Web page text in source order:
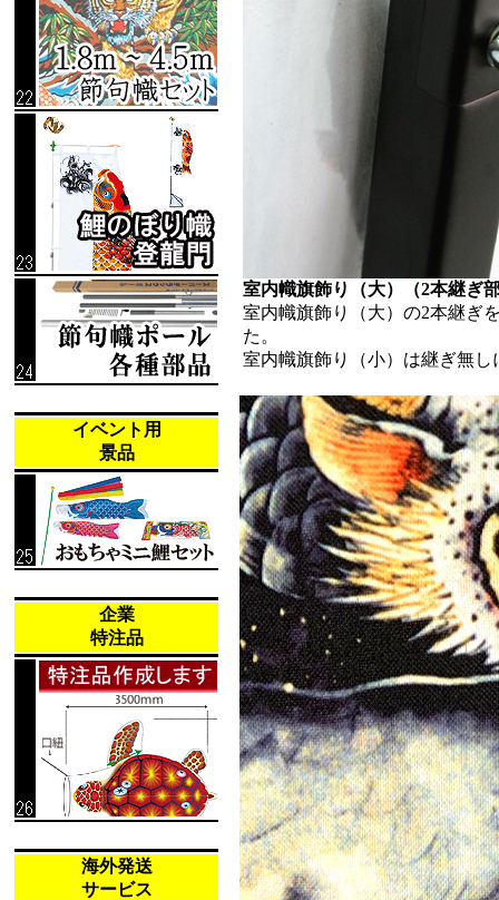
イベント用
景品
企業
特注品
海外発送
サービス
室内幟旗飾り（大）（2本継ぎ
室内幟旗飾り（大）の2本継ぎ
た。
室内幟旗飾り（小）は継ぎ無し